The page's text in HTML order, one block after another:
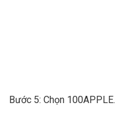
Bước 5: Chọn 100APPLE.